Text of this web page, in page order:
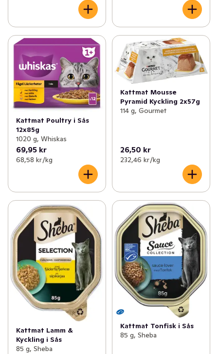
Kattmat Poultry i Sås
12x85g
1020 g, Whiskas
69,95 kr
68,58 kr /kg
Kattmat Mousse
Pyramid Kyckling 2x57g
114 g, Gourmet
26,50 kr
232,46 kr /kg
Kattmat Lamm &
Kyckling i Sås
85 g, Sheba
Kattmat Tonfisk i Sås
85 g, Sheba